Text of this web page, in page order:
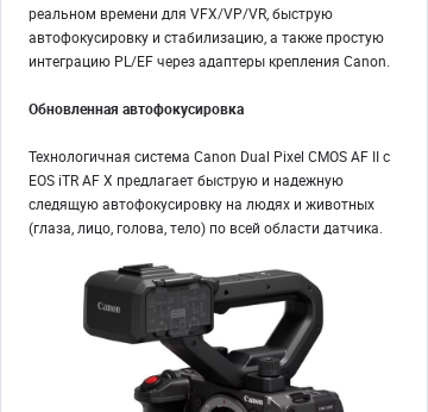
реальном времени для VFX/VP/VR, быструю
автофокусировку и стабилизацию, а также простую
интеграцию PL/EF через адаптеры крепления Canon.
Обновленная автофокусировка
Технологичная система Canon Dual Pixel CMOS AF II с
EOS iTR AF X предлагает быструю и надежную
следящую автофокусировку на людях и животных
(глаза, лицо, голова, тело) по всей области датчика.